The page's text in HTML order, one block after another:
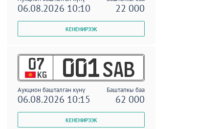
06.08.2026 10:10 22 000
07
KG 001 SAB
Аукцион башталган күнү Баштапкы баа
06.08.2026 10:15 62 000